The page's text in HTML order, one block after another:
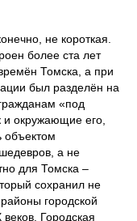
не короткая.
более ста лет
Томска, а при
был разделён на
«под
и окружающие его,
объектом
а не
для Томска –
сохранил не
городской
Городская